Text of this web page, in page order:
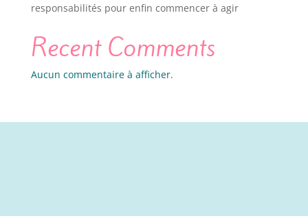
responsabilités pour enfin commencer à agir
Recent Comments
Aucun commentaire à afficher.